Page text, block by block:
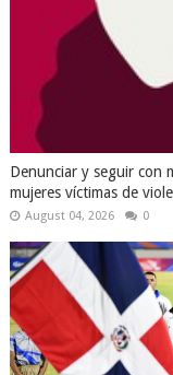
Denunciar y seguir con
mujeres víctimas de
August 04, 2026 0